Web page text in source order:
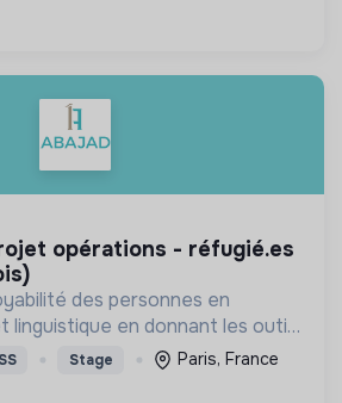
des personnes en
linguistique en donnant les outils
offrant un accompagnement,
autonomie.
Stage
Paris, France